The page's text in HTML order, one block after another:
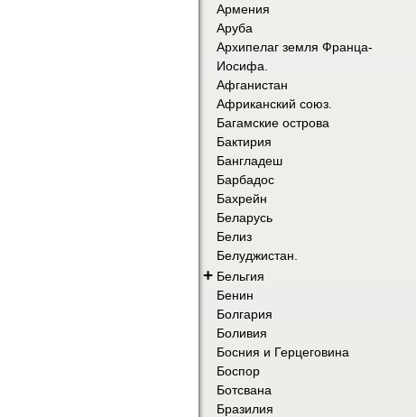
Армения
Аруба
Архипелаг земля Франца-
Иосифа.
Афганистан
Африканский союз.
Багамские острова
Бактирия
Бангладеш
Барбадос
Бахрейн
Беларусь
Белиз
Белуджистан.
+ Бельгия
Бенин
Болгария
Боливия
Босния и Герцеговина
Боспор
Ботсвана
Бразилия